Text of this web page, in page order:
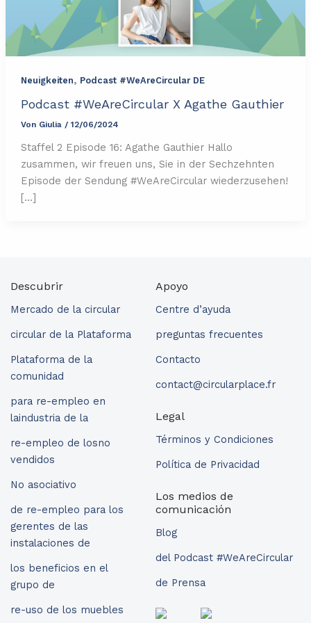
Neuigkeiten, Podcast #WeAreCircular DE
Podcast #WeAreCircular X Agathe Gauthier
Von Giulia / 12/06/2024
Staffel 2 Episode 16: Agathe Gauthier Hallo
zusammen, wir freuen uns, Sie in der Sechzehnten
Episode der Sendung #WeAreCircular wiederzusehen!
[…]
Descubrir
Mercado de la circular
circular de la Plataforma
Plataforma de la
comunidad
para re-empleo en
laindustria de la
re-empleo de losno
vendidos
No asociativo
de re-empleo para los
gerentes de las
instalaciones de
los beneficios en el
grupo de
re-uso de los muebles
Apoyo
Centre d’ayuda
preguntas frecuentes
Contacto
contact@circularplace.fr
Legal
Términos y Condiciones
Política de Privacidad
Los medios de
comunicación
Blog
del Podcast #WeAreCircular
de Prensa